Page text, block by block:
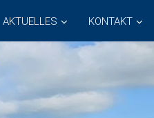
AKTUELLES KONTAKT